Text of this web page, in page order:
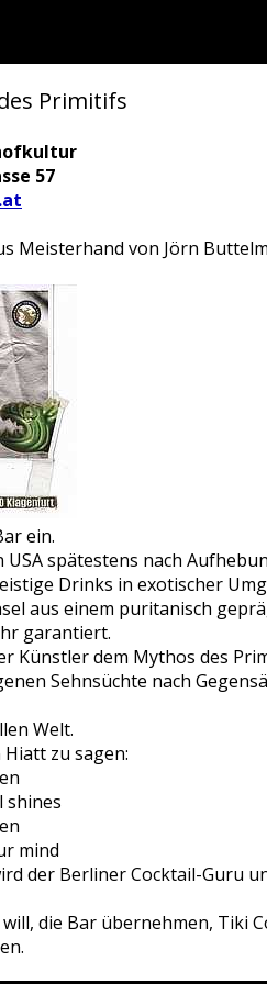
Primitifs
57
Meisterhand von Jörn
ein.
USA spätestens nach
Drinks in exotischer
aus einem puritanisch
garantiert.
Künstler dem Mythos des
Sehnsüchte nach
Welt.
zu sagen:
shines
mind
der Berliner Cocktail-Guru
die Bar übernehmen, Tiki